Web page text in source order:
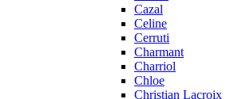
Cazal
Celine
Cerruti
Charmant
Charriol
Chloe
Christian Lacroix